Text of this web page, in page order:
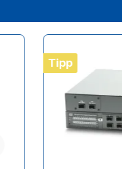
Tipp